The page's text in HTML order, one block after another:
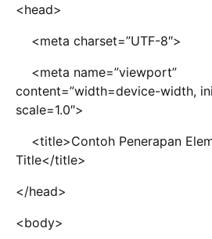
<head>
<meta charset=”UTF-8″>
<meta name=”viewport”
content=”width=device-width,
scale=1.0″>
<title>Contoh Penerapan
Title</title>
</head>
<body>